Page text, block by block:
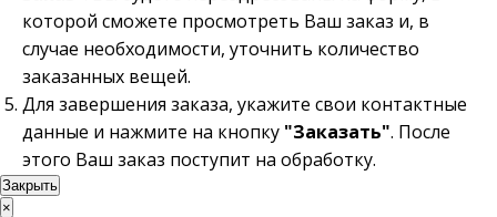
которой сможете просмотреть Ваш заказ и, в
случае необходимости, уточнить количество
заказанных вещей.
Для завершения заказа, укажите свои контактные
данные и нажмите на кнопку "Заказать". После
этого Ваш заказ поступит на обработку.
Закрыть
×